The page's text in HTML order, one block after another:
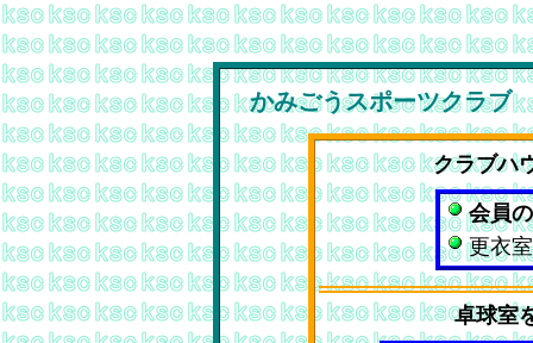
かみごうスポーツクラ
クラブハ
会員
更衣
卓球室